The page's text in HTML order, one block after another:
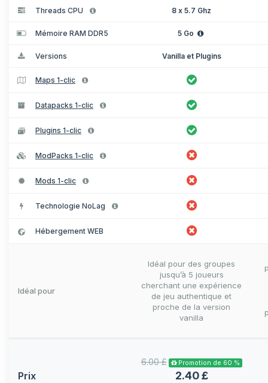
Threads CPU 8 x 5.7 Ghz
Mémoire RAM DDR5 5 Go
Versions Vanilla et Plugins
Maps 1-clic
Datapacks 1-clic
Plugins 1-clic
ModPacks 1-clic
Mods 1-clic
Technologie NoLag
Hébergement WEB
Idéal pour
Idéal pour des groupes
jusqu’à 5 joueurs
cherchant une expérience
de jeu authentique et
proche de la version
vanilla
Prix
6.00 £ Promotion de 60 %
2.40 £